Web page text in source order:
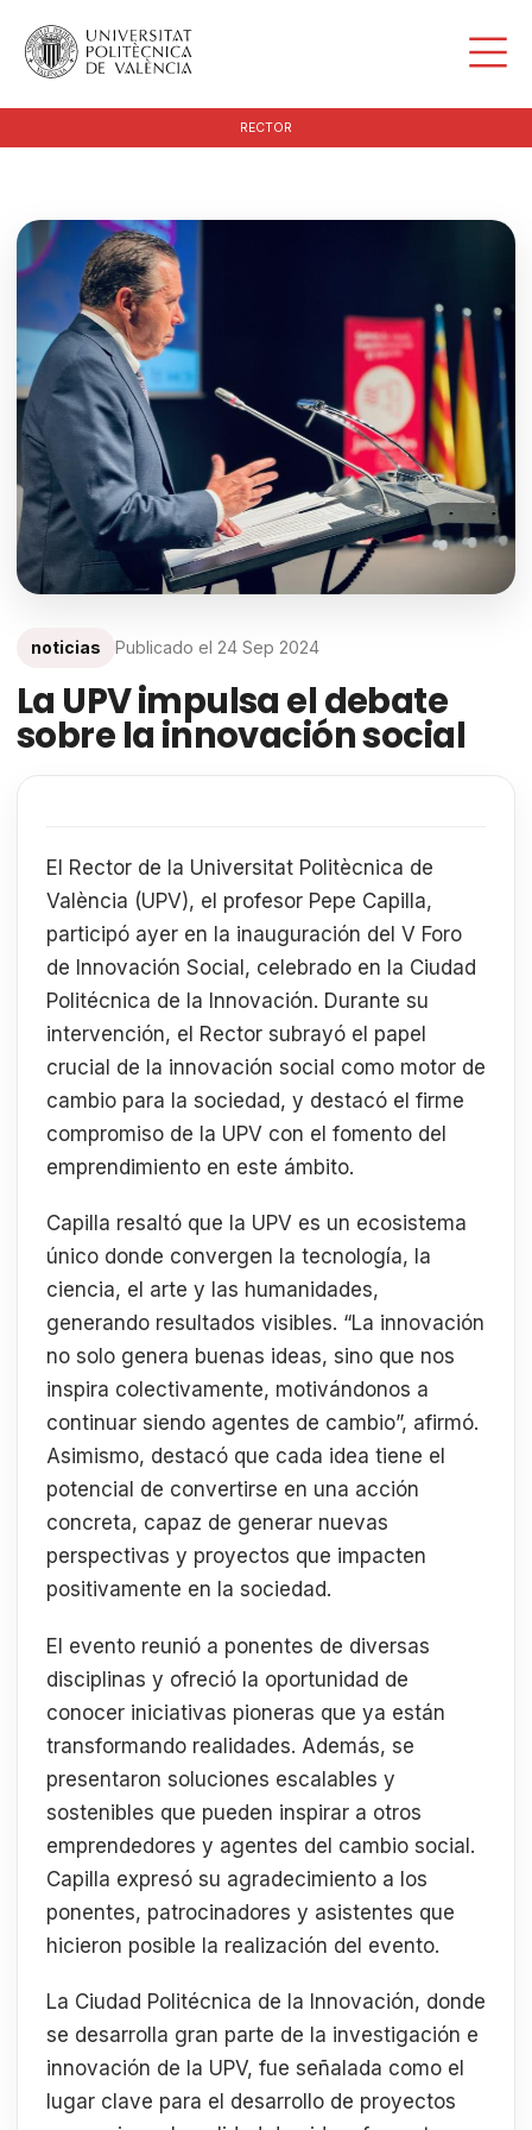
RECTOR
noticias Publicado el 24 Sep 2024
La UPV impulsa el debate
sobre la innovación social
El Rector de la Universitat Politècnica de
València (UPV), el profesor Pepe Capilla,
participó ayer en la inauguración del V Foro
de Innovación Social, celebrado en la Ciudad
Politécnica de la Innovación. Durante su
intervención, el Rector subrayó el papel
crucial de la innovación social como motor de
cambio para la sociedad, y destacó el firme
compromiso de la UPV con el fomento del
emprendimiento en este ámbito.
Capilla resaltó que la UPV es un ecosistema
único donde convergen la tecnología, la
ciencia, el arte y las humanidades,
generando resultados visibles. “La innovación
no solo genera buenas ideas, sino que nos
inspira colectivamente, motivándonos a
continuar siendo agentes de cambio”, afirmó.
Asimismo, destacó que cada idea tiene el
potencial de convertirse en una acción
concreta, capaz de generar nuevas
perspectivas y proyectos que impacten
positivamente en la sociedad.
El evento reunió a ponentes de diversas
disciplinas y ofreció la oportunidad de
conocer iniciativas pioneras que ya están
transformando realidades. Además, se
presentaron soluciones escalables y
sostenibles que pueden inspirar a otros
emprendedores y agentes del cambio social.
Capilla expresó su agradecimiento a los
ponentes, patrocinadores y asistentes que
hicieron posible la realización del evento.
La Ciudad Politécnica de la Innovación, donde
se desarrolla gran parte de la investigación e
innovación de la UPV, fue señalada como el
lugar clave para el desarrollo de proyectos